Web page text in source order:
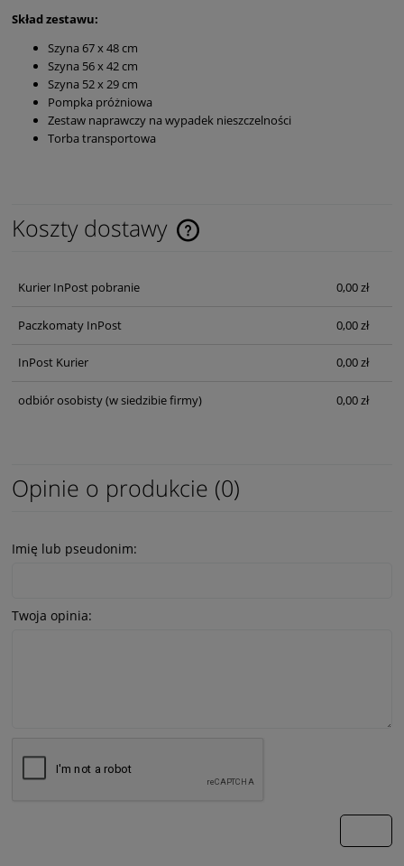
Skład zestawu:
Szyna 67 x 48 cm
Szyna 56 x 42 cm
Szyna 52 x 29 cm
Pompka próżniowa
Zestaw naprawczy na wypadek nieszczelności
Torba transportowa
Koszty dostawy
Cena nie zawiera ewentualnych kosztów płatności
Kurier InPost pobranie 0,00 zł
Paczkomaty InPost 0,00 zł
InPost Kurier 0,00 zł
odbiór osobisty(w siedzibie firmy) 0,00 zł
Opinie o produkcie (0)
Imię lub pseudonim:
Twoja opinia: